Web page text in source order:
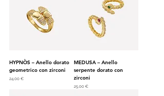
HYPNÒS – Anello dorato
geometrico con zirconi
Prezzo
24,00 €
MEDUSA – Anello
serpente dorato con
zirconi
Prezzo
25,00 €